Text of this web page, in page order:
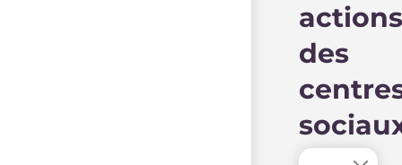
actions
des